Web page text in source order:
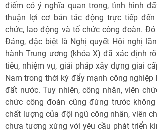
điểm có ý nghĩa quan trọng, tình hình
thuận lợi cơ bản tác động trực tiếp đến
chức, lao động và tổ chức công đoàn.
Đảng, đặc biệt là Nghị quyết Hội nghị
hành Trung ương (khóa X) đã xác định
tiêu, nhiệm vụ, giải pháp xây dựng giai
Nam trong thời kỳ đẩy mạnh công nghiệp
đất nước. Tuy nhiên, công nhân, viên
chức công đoàn cũng đứng trước
chất lượng của đội ngũ công nhân, viên
chưa tương xứng với yêu cầu phát triển